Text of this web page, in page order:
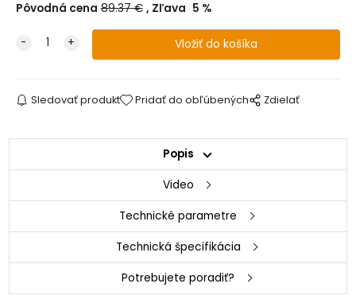
Pôvodná cena 89.37€ Zľava 5 %
Sledovať produkt Pridať do obľúbených Zdielať
Popis
Video
Technické parametre
Technická špecifikácia
Potrebujete poradiť?